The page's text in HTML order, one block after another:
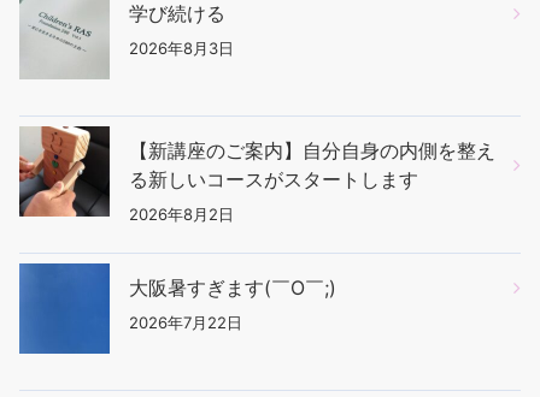
学び続ける
2026年8月3日
【新講座のご案内】自分自身の内側を整え
る新しいコースがスタートします
2026年8月2日
大阪暑すぎます(￣O￣;)
2026年7月22日